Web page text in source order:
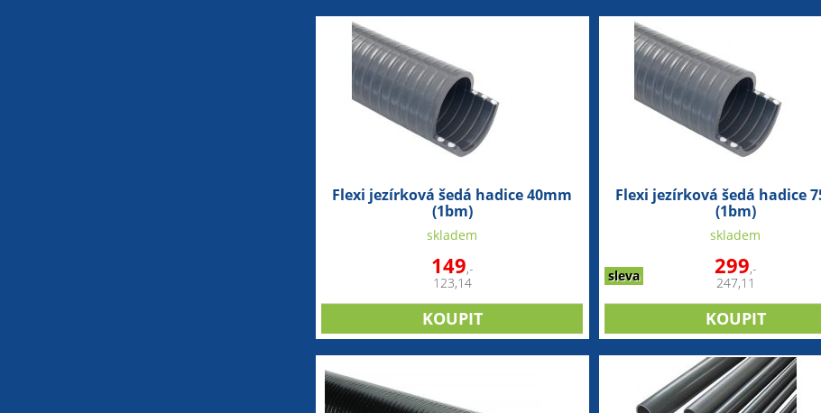
Flexi jezírková šedá hadice 40mm
(1bm)
skladem
149,-
123,14
Flexi jezírková šedá hadice
(1bm)
sleva
skladem
299,-
247,11